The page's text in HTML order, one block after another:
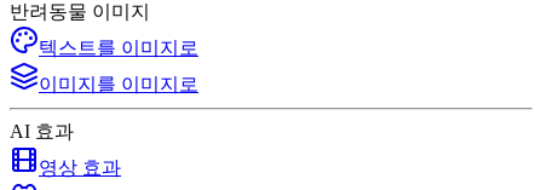
반려동물 이미지
텍스트를 이미지로
이미지를 이미지로
AI 효과
영상 효과